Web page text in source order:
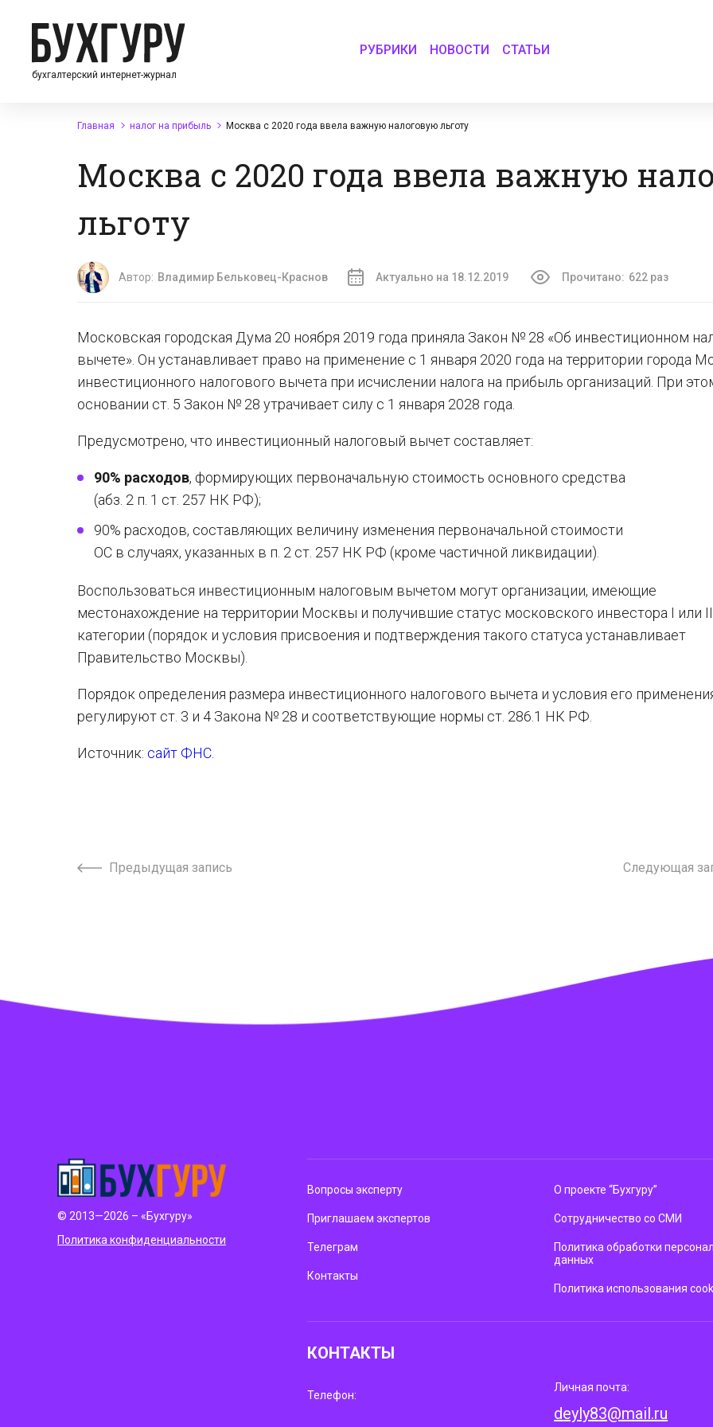
бухгалтерский интернет-журнал
РУБРИКИ НОВОСТИ СТАТЬИ
Главная налог на прибыль Москва с 2020 года ввела важную налоговую льготу
Москва с 2020 года ввела важную
льготу
Автор: Владимир Бельковец-Краснов Актуально на 18.12.2019 Прочитано: 622 раз
Московская городская Дума 20 ноября 2019 года приняла Закон № 28 «Об инвестиционном
вычете». Он устанавливает право на применение с 1 января 2020 года на территории города
инвестиционного налогового вычета при исчислении налога на прибыль организаций. При
основании ст. 5 Закон № 28 утрачивает силу с 1 января 2028 года.
Предусмотрено, что инвестиционный налоговый вычет составляет:
90% расходов, формирующих первоначальную стоимость основного средства
(абз. 2 п. 1 ст. 257 НК РФ);
90% расходов, составляющих величину изменения первоначальной стоимости
ОС в случаях, указанных в п. 2 ст. 257 НК РФ (кроме частичной ликвидации).
Воспользоваться инвестиционным налоговым вычетом могут организации, имеющие
местонахождение на территории Москвы и получившие статус московского инвестора I или II
категории (порядок и условия присвоения и подтверждения такого статуса устанавливает
Правительство Москвы).
Порядок определения размера инвестиционного налогового вычета и условия его
регулируют ст. 3 и 4 Закона № 28 и соответствующие нормы ст. 286.1 НК РФ.
Источник: сайт ФНС
Предыдущая запись Следующая
© 2013—2026 – «Бухгуру»
Политика конфиденциальности
Вопросы эксперту
Приглашаем экспертов
Телеграм
Контакты
О проекте “Бухгуру”
Сотрудничество со СМИ
Политика обработки
данных
Политика использования
КОНТАКТЫ
Телефон:
Личная почта:
deyly83@mail.ru